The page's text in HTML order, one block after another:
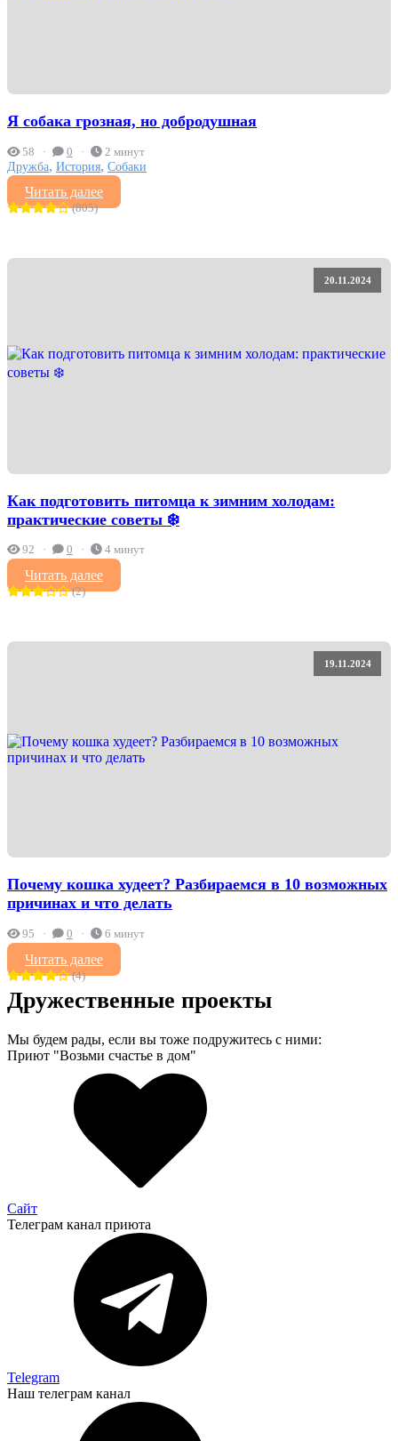
Я собака грозная, но добродушная
58 0 2 минут
Дружба, История, Собаки
Читать далее
(805)
20.11.2024
Как подготовить питомца к зимним холодам:
практические советы ❄️
92 0 4 минут
Читать далее
(2)
19.11.2024
Почему кошка худеет? Разбираемся в 10 возможных
причинах и что делать
95 0 6 минут
Читать далее
(4)
Дружественные проекты
Мы будем рады, если вы тоже подружитесь с ними:
Приют "Возьми счастье в дом"
Сайт
Телеграм канал приюта
Telegram
Наш телеграм канал